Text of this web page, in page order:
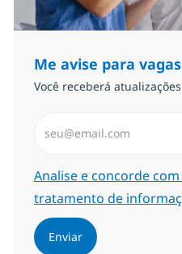
Me avise para
Você receberá
Required
Analise e concorde
tratamento de
Enviar